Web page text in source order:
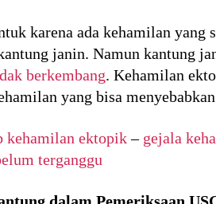
karena ada kehamilan yang
janin. Namun kantung
berkembang. Kehamilan
yang bisa
kehamilan ektopik– gejala
terganggu